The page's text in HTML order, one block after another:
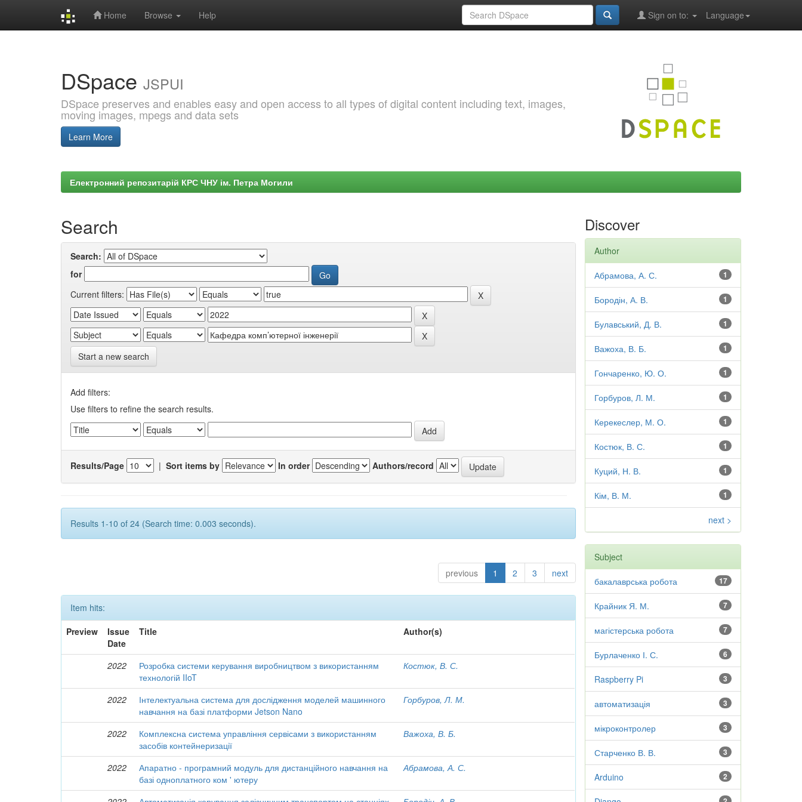
Home Browse Help Language
Sign on to:
DSpace JSPUI
DSpace preserves and enables easy and open access to all types of digital content including text, images,
moving images, mpegs and data sets
Learn More
Електронний репозитарій КРС ЧНУ ім. Петра Могили
Search
Search:
for
Current filters:
Start a new search
Add filters:
Use filters to refine the search results.
Results/Page | Sort items by In order Authors/record
Results 1-10 of 24 (Search time: 0.003 seconds).
previous 1 2 3 next
Item hits:
Preview
Issue
Date
Title Author(s)
2022
Розробка системи керування виробництвом з використанням
технологій IIoT
Костюк, В. С.
2022
Інтелектуальна система для дослідження моделей машинного
навчання на базі платформи Jetson Nano
Горбуров, Л. М.
2022
Комплексна система управління сервісами з використанням
засобів контейнеризації
Важоха, В. Б.
2022
Апаратно - програмний модуль для дистанційного навчання на
базі одноплатного ком ' ютеру
Абрамова, А. С.
Discover
Author
1
Абрамова, А. С.
1
Бородін, А. В.
1
Булавський, Д. В.
1
Важоха, В. Б.
1
Гончаренко, Ю. О.
1
Горбуров, Л. М.
1
Керекеслер, М. О.
1
Костюк, В. С.
1
Куций, Н. В.
1
Кім, В. М.
next >
Subject
17
бакалаврська робота
7
Крайник Я. М.
7
магістерська робота
6
Бурлаченко І. С.
3
Raspberry Pi
3
автоматизація
3
мікроконтролер
3
Старченко В. В.
2
Arduino